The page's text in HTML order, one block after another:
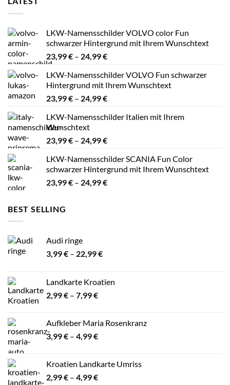
LKW-Namensschilder VOLVO color Fun
schwarzer Hintergrund mit Ihrem Wunschtext
23,99€ – 24,99€Preisspanne:
bis
24,99 €
LKW-Namensschilder VOLVO Fun schwarzer
Hintergrund mit Ihrem Wunschtext
23,99€ – 24,99€Preisspanne:
bis
LKW-Namensschilder Italien mit Ihrem
Wunschtext
23,99€ – 24,99€Preisspanne:
bis
24,99 €
LKW-Namensschilder SCANIA Fun Color
schwarzer Hintergrund mit Ihrem Wunschtext
23,99€ – 24,99€Preisspanne:
BEST SELLING
Audi ringe
3,99€ – 22,99€Preisspanne:
22,99 €
Landkarte Kroatien
2,99€ – 7,99€Preisspanne:
7,99 €
Aufkleber Maria Rosenkranz
3,99€ – 4,99€Preisspanne:
4,99 €
Kroatien Landkarte Umriss
2,99€ – 4,99€Preisspanne: